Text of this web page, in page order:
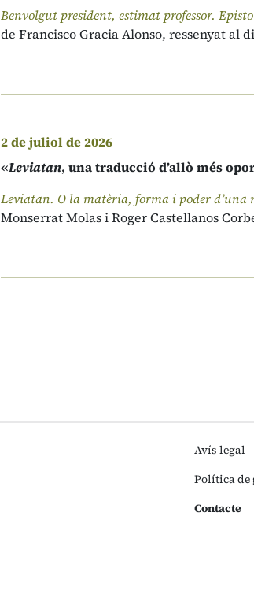
Benvolgut president, estimat professor.
de Francisco Gracia Alonso, ressenyat al
2 de juliol de 2026
«Leviatan, una traducció d’allò més
Leviatan. O la matèria, forma i poder d’una
Monserrat Molas i Roger Castellanos
Avís legal
Política de
Contacte